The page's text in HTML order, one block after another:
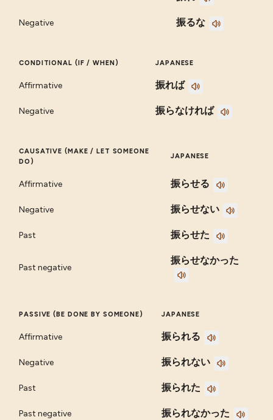
Negative 振るな
CONDITIONAL (IF / WHEN) JAPANESE
Affirmative 振れば
Negative 振らなければ
CAUSATIVE (MAKE / LET SOMEONE
DO)
JAPANESE
Affirmative 振らせる
Negative 振らせない
Past 振らせた
Past negative
振らせなかった
PASSIVE (BE DONE BY SOMEONE) JAPANESE
Affirmative 振られる
Negative 振られない
Past 振られた
Past negative 振られなかった